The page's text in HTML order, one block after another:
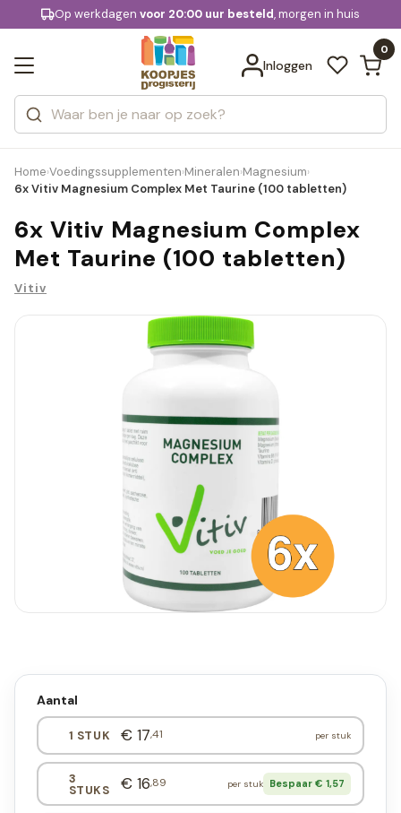
KD.
extra
Op werkdagenvoor 20:00 uur besteld, morgen in huis
Gratis bezorgingvanaf € 74,95
Inloggen
0
Zoeken
Categorieën
Merken
Bekijk alle resultaten
Home›Voedingssupplementen›Mineralen›Magnesium›
6x Vitiv Magnesium Complex Met Taurine (100 tabletten)
6x Vitiv Magnesium Complex
Met Taurine (100 tabletten)
Vitiv
Aantal
1 STUK € 17,41 per stuk
3
STUKS € 16,89 per stuk Bespaar € 1,57